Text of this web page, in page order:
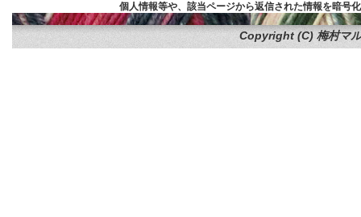
個人情報等や、該当ページから返信された情報を暗号
Copyright (C) 梅村マ